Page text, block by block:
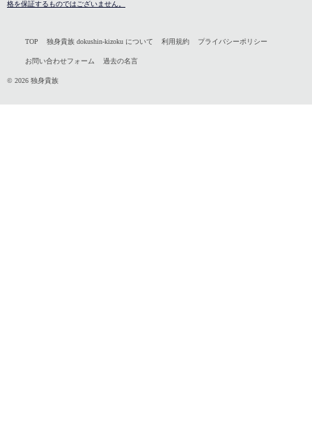
格を保証するものではございません。
TOP 独身貴族 dokushin-kizoku について 利用規約 プライバシーポリシー
お問い合わせフォーム 過去の名言
© 2026 独身貴族